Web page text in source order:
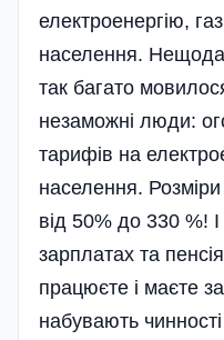
електроенергію,
населення.
так багато
незаможні люди:
тарифів на
населення.
від 50% до 330 %!
зарплатах та
працюєте і маєте
набувають